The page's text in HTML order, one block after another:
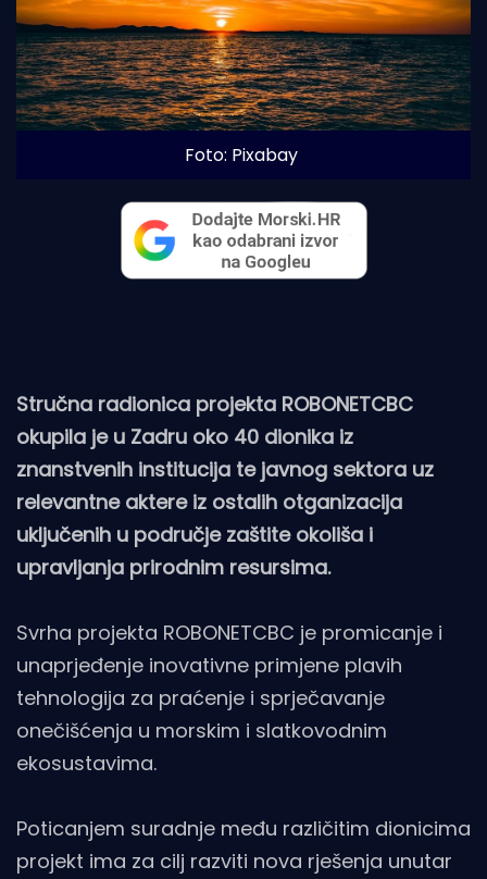
Foto: Pixabay
Stručna radionica projekta ROBONETCBC
okupila je u Zadru oko 40 dionika iz
znanstvenih institucija te javnog sektora uz
relevantne aktere iz ostalih otganizacija
uključenih u područje zaštite okoliša i
upravljanja prirodnim resursima.
Svrha projekta ROBONETCBC je promicanje i
unaprjeđenje inovativne primjene plavih
tehnologija za praćenje i sprječavanje
onečišćenja u morskim i slatkovodnim
ekosustavima.
Poticanjem suradnje među različitim dionicima
projekt ima za cilj razviti nova rješenja unutar